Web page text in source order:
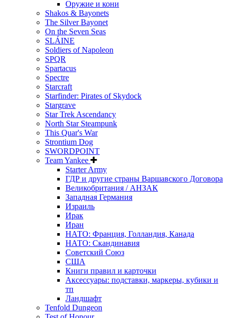
Оружие и кони
Shakos & Bayonets
The Silver Bayonet
On the Seven Seas
SLÁINE
Soldiers of Napoleon
SPQR
Spartacus
Spectre
Starcraft
Starfinder: Pirates of Skydock
Stargrave
Star Trek Ascendancy
North Star Steampunk
This Quar's War
Strontium Dog
SWORDPOINT
Team Yankee
Starter Army
ГДР и другие страны Варшавского Договора
Великобритания / АНЗАК
Западная Германия
Израиль
Ирак
Иран
НАТО: Франция, Голландия, Канада
НАТО: Скандинавия
Советский Союз
США
Книги правил и карточки
Аксессуары: подставки, маркеры, кубики и
тп
Ландшафт
Tenfold Dungeon